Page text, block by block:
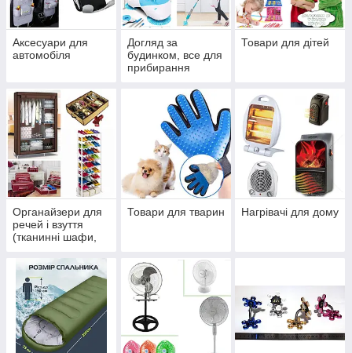
Аксесуари для
автомобіля
Догляд за
будинком, все для
прибирання
Товари для дітей
Органайзери для
речей і взуття
(тканинні шафи,
Товари для тварин Нагрівачі для дому